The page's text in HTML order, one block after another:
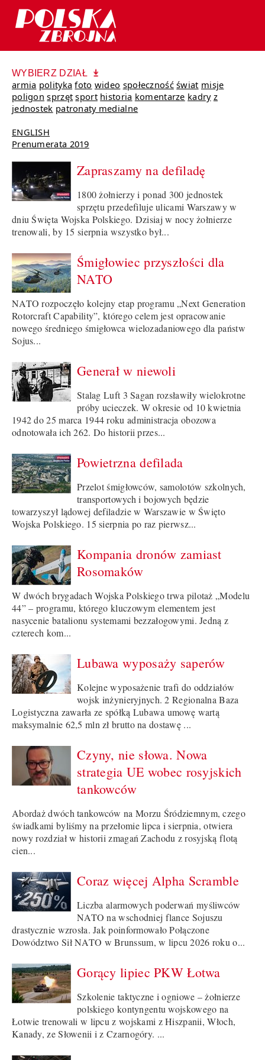
WYBIERZ DZIAŁ
armia polityka foto wideo społeczność świat misje
poligon sprzęt sport historia komentarze kadry z
jednostek patronaty medialne
ENGLISH
Prenumerata 2019
Zapraszamy na defiladę
1800 żołnierzy i ponad 300 jednostek
sprzętu przedefiluje ulicami Warszawy w
dniu Święta Wojska Polskiego. Dzisiaj w nocy żołnierze
trenowali, by 15 sierpnia wszystko był...
Śmigłowiec przyszłości dla
NATO
NATO rozpoczęło kolejny etap programu „Next Generation
Rotorcraft Capability”, którego celem jest opracowanie
nowego średniego śmigłowca wielozadaniowego dla państw
Sojus...
Generał w niewoli
Stalag Luft 3 Sagan rozsławiły wielokrotne
próby ucieczek. W okresie od 10 kwietnia
1942 do 25 marca 1944 roku administracja obozowa
odnotowała ich 262. Do historii przes...
Powietrzna defilada
Przelot śmigłowców, samolotów szkolnych,
transportowych i bojowych będzie
towarzyszył lądowej defiladzie w Warszawie w Święto
Wojska Polskiego. 15 sierpnia po raz pierwsz...
Kompania dronów zamiast
Rosomaków
W dwóch brygadach Wojska Polskiego trwa pilotaż „Modelu
44” – programu, którego kluczowym elementem jest
nasycenie batalionu systemami bezzałogowymi. Jedną z
czterech kom...
Lubawa wyposaży saperów
Kolejne wyposażenie trafi do oddziałów
wojsk inżynieryjnych. 2 Regionalna Baza
Logistyczna zawarła ze spółką Lubawa umowę wartą
maksymalnie 62,5 mln zł brutto na dostawę ...
Czyny, nie słowa. Nowa
strategia UE wobec rosyjskich
tankowców
Abordaż dwóch tankowców na Morzu Śródziemnym, czego
świadkami byliśmy na przełomie lipca i sierpnia, otwiera
nowy rozdział w historii zmagań Zachodu z rosyjską flotą
cien...
Coraz więcej Alpha Scramble
Liczba alarmowych poderwań myśliwców
NATO na wschodniej flance Sojuszu
drastycznie wzrosła. Jak poinformowało Połączone
Dowództwo Sił NATO w Brunssum, w lipcu 2026 roku o...
Gorący lipiec PKW Łotwa
Szkolenie taktyczne i ogniowe – żołnierze
polskiego kontyngentu wojskowego na
Łotwie trenowali w lipcu z wojskami z Hiszpanii, Włoch,
Kanady, ze Słowenii i z Czarnogóry. ...